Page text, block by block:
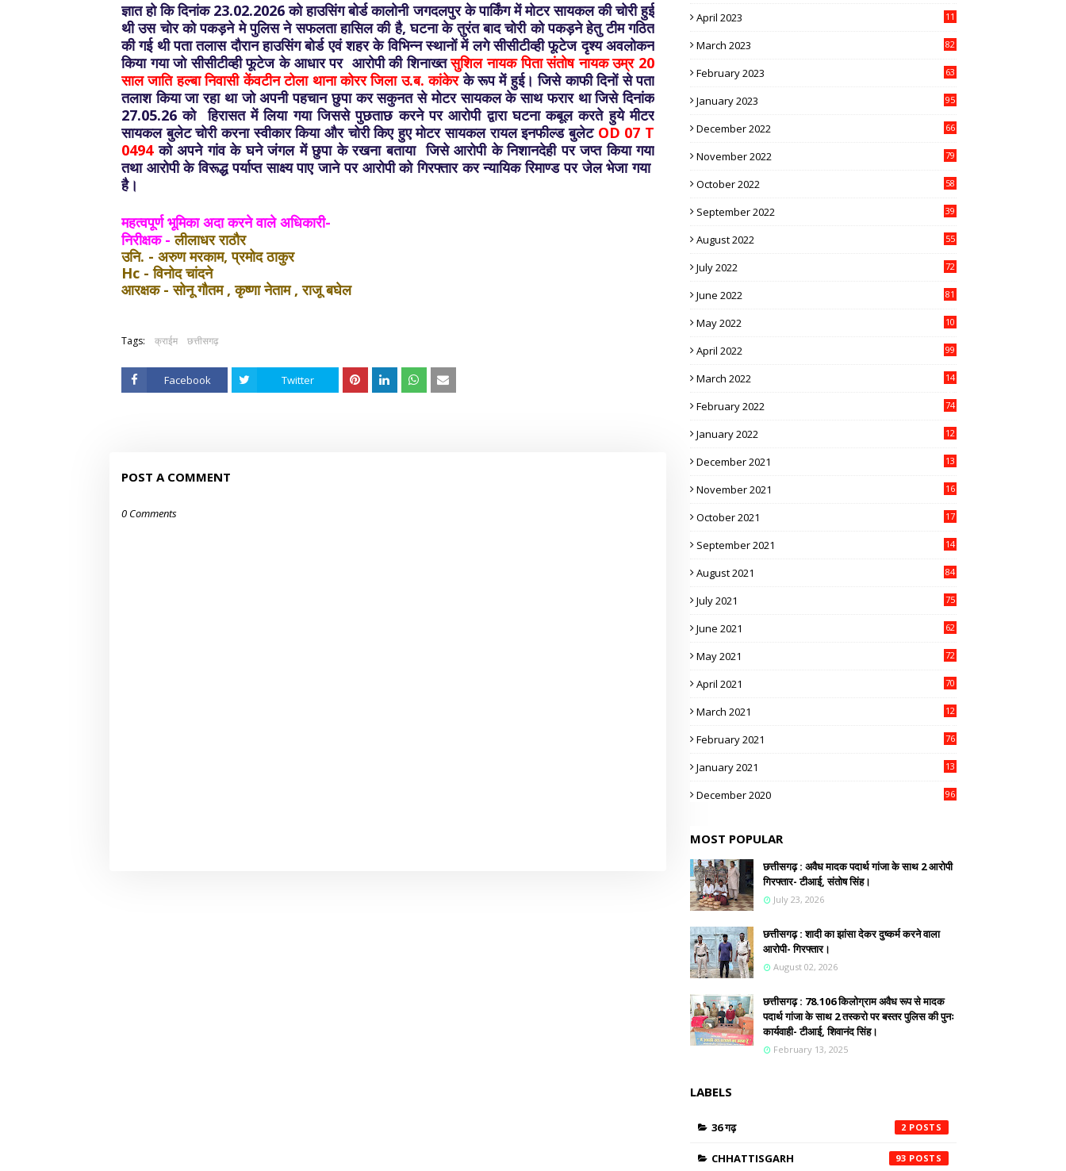
ज्ञात हो कि दिनांक 23.02.2026 को हाउसिंग बोर्ड कालोनी जगदलपुर के पार्किंग में मोटर सायकल की चोरी हुई
थी उस चोर को पकड़ने मे पुलिस ने सफलता हासिल की है, घटना के तुरंत बाद चोरी को पकड़ने हेतु टीम गठित
की गई थी पता तलास दौरान हाउसिंग बोर्ड एवं शहर के विभिन्न स्थानों में लगे सीसीटीव्ही फूटेज दृश्य अवलोकन
किया गया जो सीसीटीव्ही फूटेज के आधार पर आरोपी की शिनाख्तसुशिल नायक पिता संतोष नायक उम्र 20
साल जाति हल्बा निवासी केंवटीन टोला थाना कोरर जिला उ.ब. कांकेरके रूप में हुई। जिसे काफी दिनों से पता
तलाश किया जा रहा था जो अपनी पहचान छुपा कर सकुनत से मोटर सायकल के साथ फरार था जिसे दिनांक
27.05.26 को हिरासत में लिया गया जिससे पुछताछ करने पर आरोपी द्वारा घटना कबूल करते हुये मीटर
सायकल बुलेट चोरी करना स्वीकार किया और चोरी किए हुए मोटर सायकल रायल इनफील्ड बुलेटOD 07 T
0494को अपने गांव के घने जंगल में छुपा के रखना बताया जिसे आरोपी के निशानदेही पर जप्त किया गया
तथा आरोपी के विरूद्ध पर्याप्त साक्ष्य पाए जाने पर आरोपी को गिरफ्तार कर न्यायिक रिमाण्ड पर जेल भेजा गया
है।
महत्वपूर्ण भूमिका अदा करने वाले अधिकारी-
निरीक्षक - लीलाधर राठौर
उनि. - अरुण मरकाम, प्रमोद ठाकुर
Hc - विनोद चांदने
आरक्षक - सोनू गौतम , कृष्णा नेताम , राजू बघेल
Tags: क्राईम छत्तीसगढ़
Facebook Twitter
POST A COMMENT
0 Comments
April 2023
11
March 2023 82
February 2023 63
January 2023 95
December 2022 66
November 2022 79
October 2022 58
September 2022 39
August 2022 55
July 2022 72
June 2022 81
May 2022
10
April 2022 99
March 2022
14
February 2022 74
January 2022
12
December 2021
13
November 2021
16
October 2021
17
September 2021
14
August 2021 84
July 2021 75
June 2021 62
May 2021 72
April 2021 70
March 2021
12
February 2021 76
January 2021
13
December 2020 96
MOST POPULAR
छत्तीसगढ़ : अवैध मादक पदार्थ गांजा के साथ 2 आरोपी
गिरफ्तार- टीआई, संतोष सिंह।
July 23, 2026
छत्तीसगढ़ : शादी का झांसा देकर दुष्कर्म करने वाला
आरोपी- गिरफ्तार।
August 02, 2026
छत्तीसगढ़ : 78.106 किलोग्राम अवैध रूप से मादक
पदार्थ गांजा के साथ 2 तस्करो पर बस्तर पुलिस की पुनः
कार्यवाही- टीआई, शिवानंद सिंह।
February 13, 2025
LABELS
36 गढ़ 2
CHHATTISGARH 93